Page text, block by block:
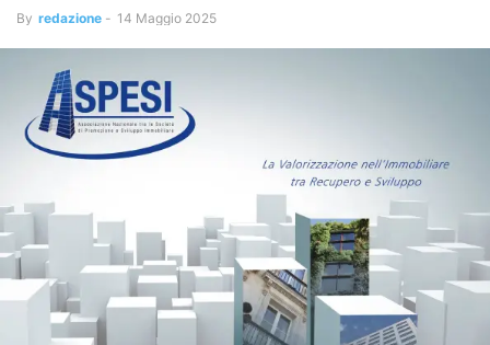
By redazione - 14 Maggio 2025